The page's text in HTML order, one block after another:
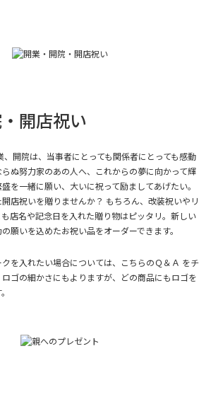
開店祝い
、開院は、当事者にとっても関係者にとっても感動
ぬ努力家のあの人へ、これからの夢に向かって輝
を一緒に願い、大いに祝って励ましてあげたい。
店祝いを贈りませんか？ もちろん、改装祝いやリ
店名や記念日を入れた贈り物はピッタリ。新しい
願いを込めたお祝い品をオーダーできます。
を入れたい場合については、 こちらのＱ＆Ａ をチ
ゴの細かさにもよりますが、どの商品にもロゴを